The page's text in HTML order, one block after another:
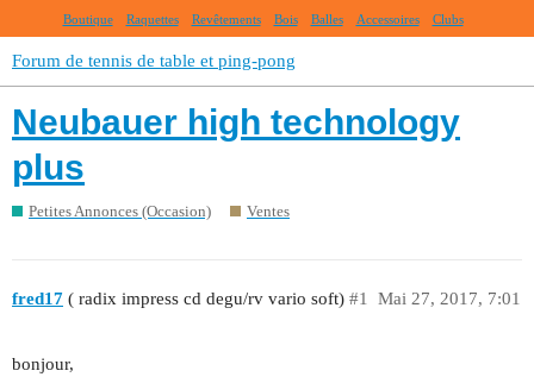
Boutique Raquettes Revêtements Bois Balles Accessoires Clubs
Forum de tennis de table et ping-pong
Neubauer high technology
plus
Petites Annonces (Occasion) Ventes
fred17 ( radix impress cd degu/rv vario soft) Mai 27, 2017, 7:01
#1
bonjour,